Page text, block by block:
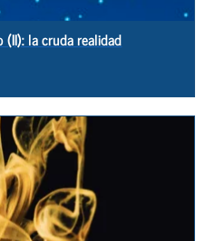
la cruda realidad